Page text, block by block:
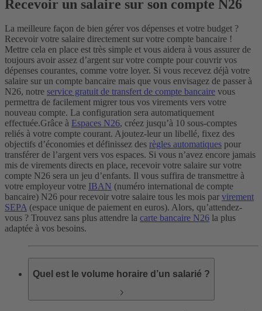
Recevoir un salaire sur son compte N26
La meilleure façon de bien gérer vos dépenses et votre budget ?
Recevoir votre salaire directement sur votre compte bancaire !
Mettre cela en place est très simple et vous aidera à vous assurer de
toujours avoir assez d’argent sur votre compte pour couvrir vos
dépenses courantes, comme votre loyer. Si vous recevez déjà votre
salaire sur un compte bancaire mais que vous envisagez de passer à
N26, notre service gratuit de transfert de compte bancaire vous
permettra de facilement migrer tous vos virements vers votre
nouveau compte. La configuration sera automatiquement
effectuée.Grâce à Espaces N26, créez jusqu’à 10 sous-comptes
reliés à votre compte courant. Ajoutez-leur un libellé, fixez des
objectifs d’économies et définissez des règles automatiques pour
transférer de l’argent vers vos espaces. Si vous n’avez encore jamais
mis de virements directs en place, recevoir votre salaire sur votre
compte N26 sera un jeu d’enfants. Il vous suffira de transmettre à
votre employeur votre IBAN (numéro international de compte
bancaire) N26 pour recevoir votre salaire tous les mois par virement
SEPA (espace unique de paiement en euros). Alors, qu’attendez-
vous ? Trouvez sans plus attendre la carte bancaire N26 la plus
adaptée à vos besoins.
Quel est le volume horaire d’un salarié ?